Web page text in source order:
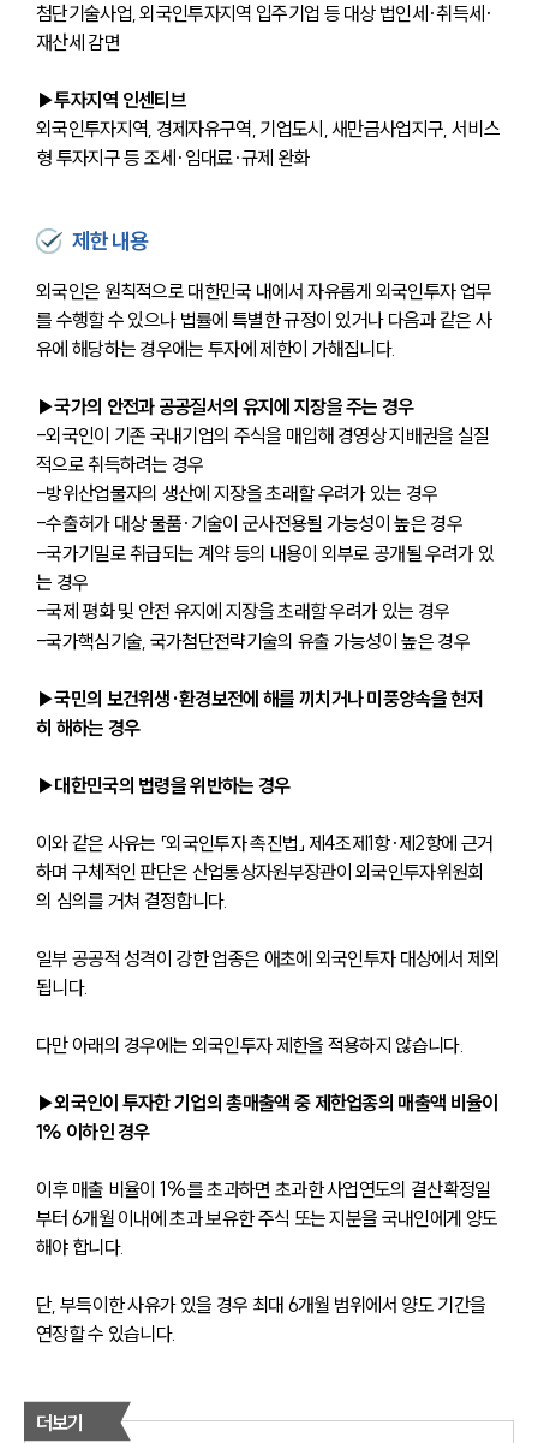
첨단기술사업, 외국인투자지역 입주기업 등 대상 법인세·취득세·
재산세 감면
▶투자지역 인센티브
외국인투자지역, 경제자유구역, 기업도시, 새만금사업지구, 서비스
형 투자지구 등 조세·임대료·규제 완화
제한 내용
외국인은 원칙적으로 대한민국 내에서 자유롭게 외국인투자 업무
를 수행할 수 있으나 법률에 특별한 규정이 있거나 다음과 같은 사
유에 해당하는 경우에는 투자에 제한이 가해집니다.
▶국가의 안전과 공공질서의 유지에 지장을 주는 경우
-외국인이 기존 국내기업의 주식을 매입해 경영상 지배권을 실질
적으로 취득하려는 경우
-방위산업물자의 생산에 지장을 초래할 우려가 있는 경우
-수출허가 대상 물품·기술이 군사전용될 가능성이 높은 경우
-국가기밀로 취급되는 계약 등의 내용이 외부로 공개될 우려가 있
는 경우
-국제 평화 및 안전 유지에 지장을 초래할 우려가 있는 경우
-국가핵심기술, 국가첨단전략기술의 유출 가능성이 높은 경우
▶국민의 보건위생·환경보전에 해를 끼치거나 미풍양속을 현저
히 해하는 경우
▶대한민국의 법령을 위반하는 경우
이와 같은 사유는 「외국인투자 촉진법」 제4조제1항·제2항에 근거
하며 구체적인 판단은 산업통상자원부장관이 외국인투자위원회
의 심의를 거쳐 결정합니다.
일부 공공적 성격이 강한 업종은 애초에 외국인투자 대상에서 제외
됩니다.
다만 아래의 경우에는 외국인투자 제한을 적용하지 않습니다.
▶외국인이 투자한 기업의 총매출액 중 제한업종의 매출액 비율이
1% 이하인 경우
이후 매출 비율이 1%를 초과하면 초과한 사업연도의 결산확정일
부터 6개월 이내에 초과 보유한 주식 또는 지분을 국내인에게 양도
해야 합니다.
단, 부득이한 사유가 있을 경우 최대 6개월 범위에서 양도 기간을
연장할 수 있습니다.
더보기